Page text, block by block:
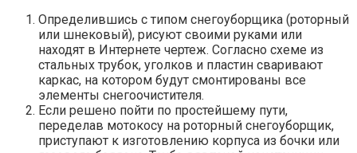
Определившись с типом снегоуборщика (роторный
или шнековый), рисуют своими руками или
находят в Интернете чертеж. Согласно схеме из
стальных трубок, уголков и пластин сваривают
каркас, на котором будут смонтированы все
элементы снегоочистителя.
Если решено пойти по простейшему пути,
переделав мотокосу на роторный снегоуборщик,
приступают к изготовлению корпуса из бочки или